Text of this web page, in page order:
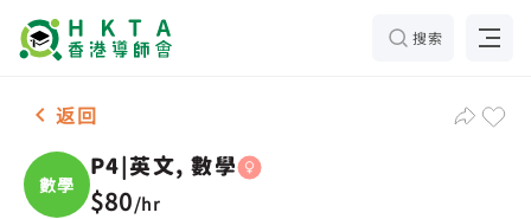
搜索
女-1名 P4|英文, 數學，沙田小瀝源 補習推介
返回
數學
P4|英文, 數學
$80/hr